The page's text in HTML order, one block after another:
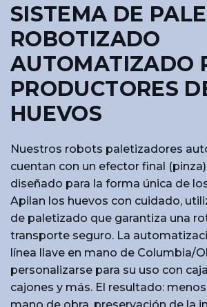
SISTEMA DE
ROBOTIZADO
AUTOMATIZADO
PRODUCTORES
HUEVOS
Nuestros robots paletizadores
cuentan con un efector final
diseñado para la forma única de
Apilan los huevos con cuidado,
de paletizado que garantiza una
transporte seguro. La
línea llave en mano de Columbia/
personalizarse para su uso con
cajones y más. El resultado:
mano de obra, preservación de la